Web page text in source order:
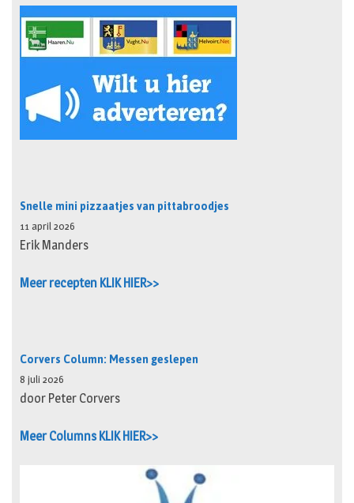
Snelle mini pizzaatjes van pittabroodjes
11 april 2026
Erik Manders
Meer recepten KLIK HIER>>
Corvers Column: Messen geslepen
8 juli 2026
door Peter Corvers
Meer Columns KLIK HIER>>